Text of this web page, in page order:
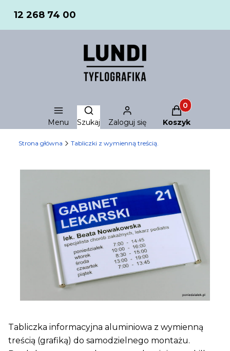
12 268 74 00
Menu
Otwórz wyszukiwarkę
Szukaj Zaloguj się
Produkty w
Koszyk
Strona główna Tabliczki z wymienną treścią.
Tabliczka informacyjna aluminiowa z wymienną
treścią (grafiką) do samodzielnego montażu.